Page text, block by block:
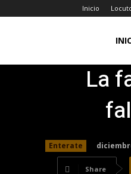
Inicio
JEFA
La
Enterate
Share